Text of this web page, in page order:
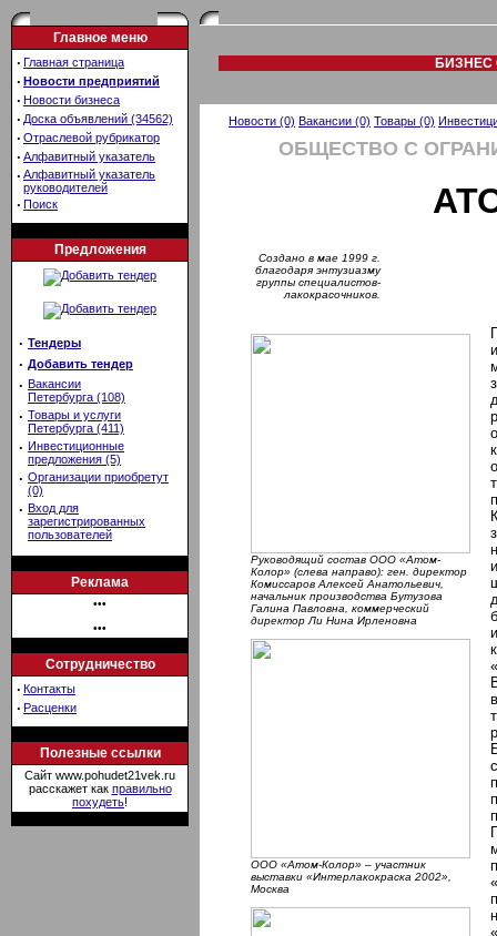
Главное меню
· Главная страница
· Новости предприятий
· Новости бизнеса
· Доска объявлений (34562)
· Отраслевой рубрикатор
· Алфавитный указатель
· Алфавитный указатель
руководителей
· Поиск
Предложения
· Тендеры
· Добавить тендер
· Вакансии
Петербурга (108)
· Товары и услуги
Петербурга (411)
· Инвестиционные
предложения (5)
· Организации приобретут
(0)
· Вход для
зарегистрированных
пользователей
Реклама
•••
•••
Сотрудничество
· Контакты
· Расценки
Полезные ссылки
Сайт www.pohudet21vek.ru
расскажет как правильно
похудеть!
БИЗНЕС
Новости (0) Вакансии (0) Товары (0)
ОБЩЕСТВО С
Создано в мае 1999 г.
благодаря энтузиазму
группы специалистов-
лакокрасочников.
Руководящий состав ООО «Атом-
Колор» (слева направо): ген. директор
Комиссаров Алексей Анатольевич,
начальник производства Бутузова
Галина Павловна, коммерческий
директор Ли Нина Ирленовна
ООО «Атом-Колор» – участник
выставки «Интерлакокраска 2002»,
Москва